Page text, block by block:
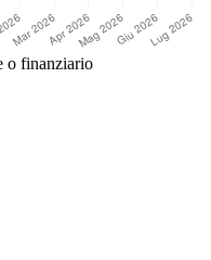
o finanziario